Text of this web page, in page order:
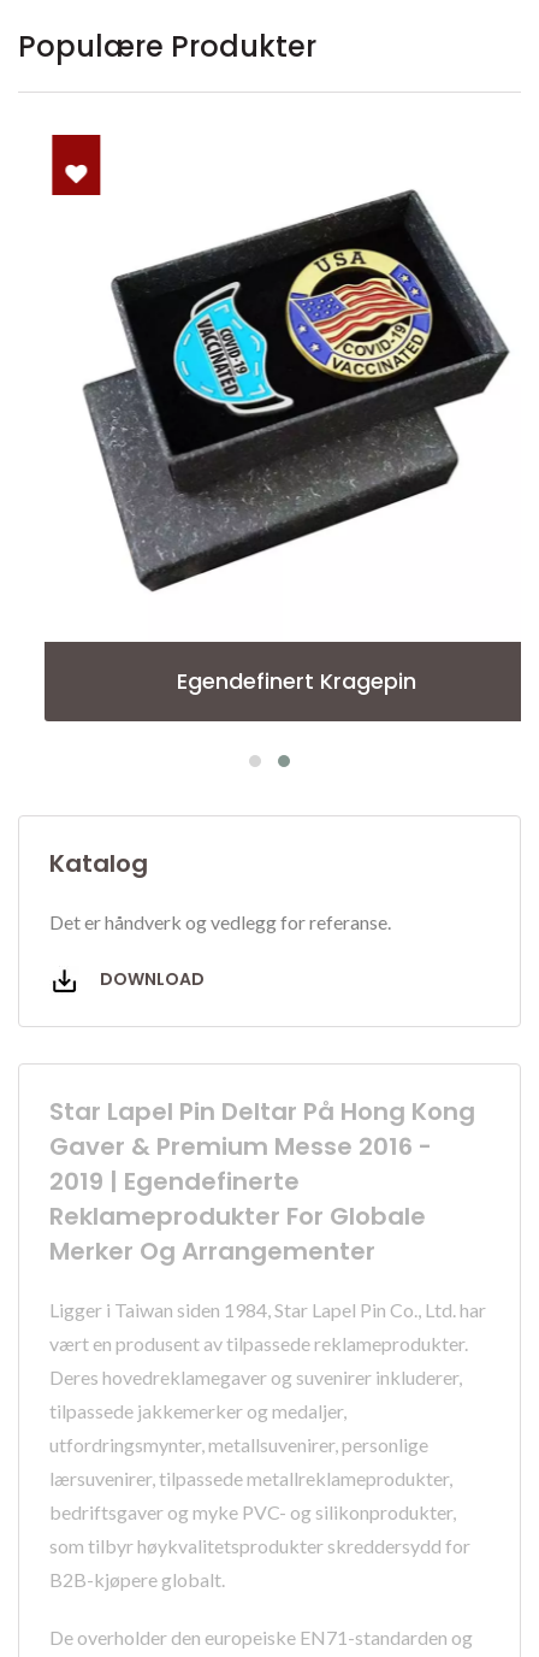
Populære Produkter
Egendefinert Kragepin
Katalog
Det er håndverk og vedlegg for referanse.
DOWNLOAD
Star Lapel Pin Deltar På Hong Kong
Gaver & Premium Messe 2016 -
2019 | Egendefinerte
Reklameprodukter For Globale
Merker Og Arrangementer
Ligger i Taiwan siden 1984, Star Lapel Pin Co., Ltd. har
vært en produsent av tilpassede reklameprodukter.
Deres hovedreklamegaver og suvenirer inkluderer,
tilpassede jakkemerker og medaljer,
utfordringsmynter, metallsuvenirer, personlige
lærsuvenirer, tilpassede metallreklameprodukter,
bedriftsgaver og myke PVC- og silikonprodukter,
som tilbyr høykvalitetsprodukter skreddersydd for
B2B-kjøpere globalt.
De overholder den europeiske EN71-standarden og